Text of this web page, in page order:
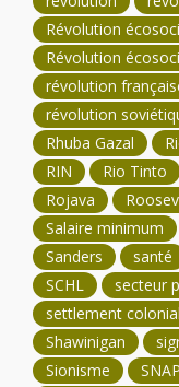
Révolution
Révolution
révolution
révolution
Rhuba Gazal
RIN
Rio Tinto
Rojava
Salaire minimum
Sanders
santé
SCHL
secteur
settlement
Shawinigan
Sionisme
SNAP